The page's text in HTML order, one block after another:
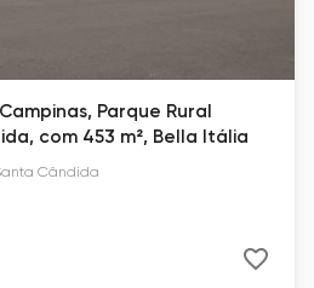
Parque Rural
com 453 m², Bella Itália
Cândida